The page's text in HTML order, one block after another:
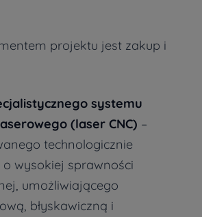
projektu jest zakup i
systemu
(laser CNC) –
technologicznie
wysokiej sprawności
umożliwiającego
błyskawiczną i